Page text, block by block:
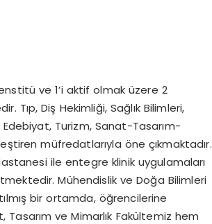
ve 1’i aktif olmak üzere 2
Diş Hekimliği, Sağlık Bilimleri,
Edebiyat, Turizm, Sanat-Tasarım-
müfredatlarıyla öne çıkmaktadır.
ile entegre klinik uygulamaları
Mühendislik ve Doğa Bilimleri
bir ortamda, öğrencilerine
ve Mimarlık Fakültemiz hem